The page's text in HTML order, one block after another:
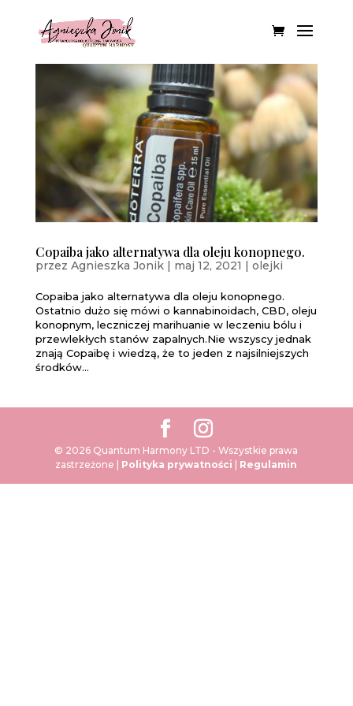
Copaiba jako alternatywa dla oleju konopnego.
przez Agnieszka Jonik| maj 12, 2021 | olejki
Copaiba jako alternatywa dla oleju konopnego.
Ostatnio dużo się mówi o kannabinoidach, CBD, oleju
konopnym, leczniczej marihuanie w leczeniu bólu i
przewlekłych stanów zapalnych.Nie wszyscy jednak
znają Copaibę i wiedzą, że to jeden z najsilniejszych
środków...
© 2026 Quantum Harmony LTD - Wszystkie prawa
zastrzeżone | Polityka prywatności | Regulamin